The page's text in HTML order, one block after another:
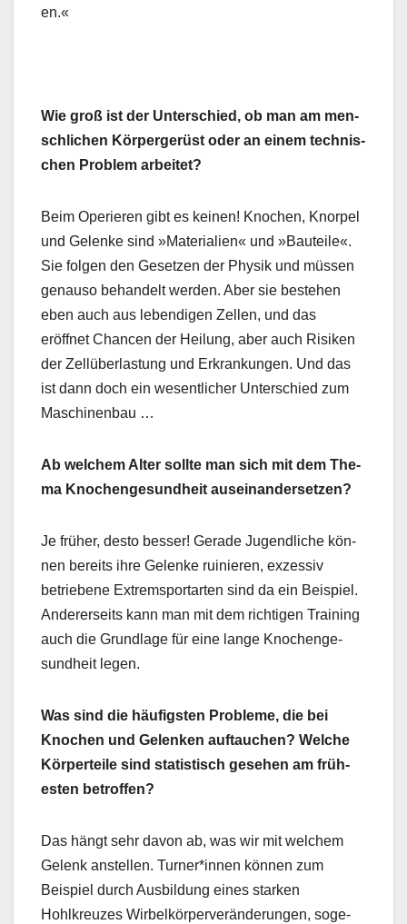
en.«
Wie groß ist der Unter­schied, ob man am men­
schlichen Kör­perg­erüst oder an einem tech­nis­
chen Prob­lem arbeit­et?
Beim Operieren gibt es keinen! Knochen, Knor­pel
und Gelenke sind »Mate­ri­alien« und »Bauteile«.
Sie fol­gen den Geset­zen der Physik und müssen
genau­so behan­delt wer­den. Aber sie beste­hen
eben auch aus lebendi­gen Zellen, und das
eröffnet Chan­cen der Heilung, aber auch Risiken
der Zel­lüber­las­tung und Erkrankun­gen. Und das
ist dann doch ein wesentlich­er Unter­schied zum
Maschi­nen­bau …
Ab welchem Alter sollte man sich mit dem The­
ma Knochenge­sund­heit auseinan­der­set­zen?
Je früher, desto bess­er! Ger­ade Jugendliche kön­
nen bere­its ihre Gelenke ruinieren, exzes­siv
betriebene Extrem­sportarten sind da ein Beispiel.
Ander­er­seits kann man mit dem richti­gen Train­ing
auch die Grund­lage für eine lange Knochenge­
sund­heit leg­en.
Was sind die häu­fig­sten Prob­leme, die bei
Knochen und Gelenken auf­tauchen? Welche
Kör­perteile sind sta­tis­tisch gese­hen am früh­
esten betrof­fen?
Das hängt sehr davon ab, was wir mit welchem
Gelenk anstellen. Turner*innen kön­nen zum
Beispiel durch Aus­bil­dung eines starken
Hohlkreuzes Wirbelkör­per­verän­derun­gen, soge­